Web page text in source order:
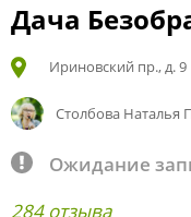
Дача
Ириновский пр., д. 9
Столбова Наталья
Ожидание
284 отзыва